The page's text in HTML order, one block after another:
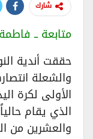
شارك
متابعة ــ
حققت أندية
والشعلة
الأولى لكرة
الذي يقام
والعشرين من